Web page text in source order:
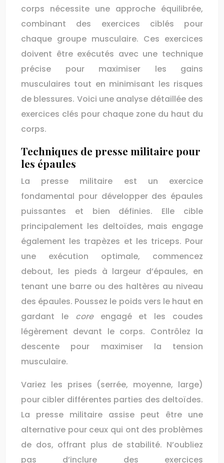
corps nécessite une approche équilibrée,
combinant des exercices ciblés pour
chaque groupe musculaire. Ces exercices
doivent être exécutés avec une technique
précise pour maximiser les gains
musculaires tout en minimisant les risques
de blessures. Voici une analyse détaillée des
exercices clés pour chaque zone du haut du
corps.
Techniques de presse militaire pour
les épaules
La presse militaire est un exercice
fondamental pour développer des épaules
puissantes et bien définies. Elle cible
principalement les deltoïdes, mais engage
également les trapèzes et les triceps. Pour
une exécution optimale, commencez
debout, les pieds à largeur d’épaules, en
tenant une barre ou des haltères au niveau
des épaules. Poussez le poids vers le haut en
gardant le core engagé et les coudes
légèrement devant le corps. Contrôlez la
descente pour maximiser la tension
musculaire.
Variez les prises (serrée, moyenne, large)
pour cibler différentes parties des deltoïdes.
La presse militaire assise peut être une
alternative pour ceux qui ont des problèmes
de dos, offrant plus de stabilité. N’oubliez
pas d’inclure des exercices